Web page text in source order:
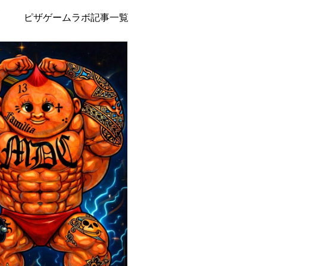
ピザゲームラボ記事一覧